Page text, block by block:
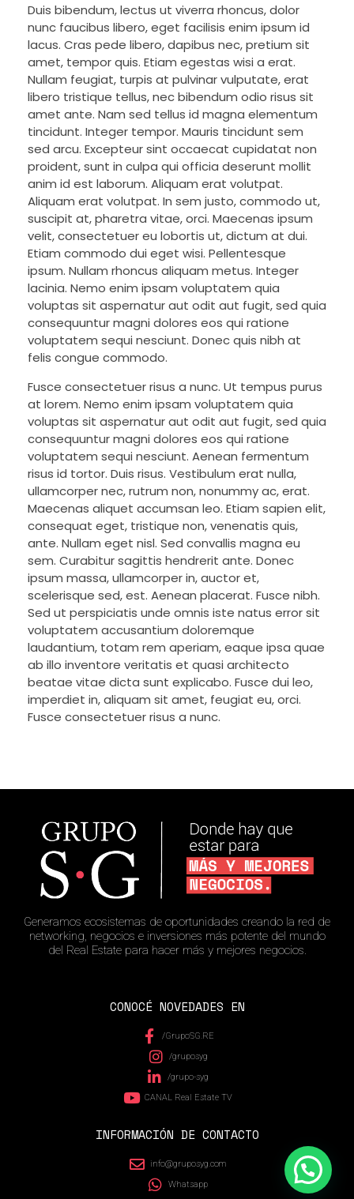
Duis bibendum, lectus ut viverra rhoncus, dolor
nunc faucibus libero, eget facilisis enim ipsum id
lacus. Cras pede libero, dapibus nec, pretium sit
amet, tempor quis. Etiam egestas wisi a erat.
Nullam feugiat, turpis at pulvinar vulputate, erat
libero tristique tellus, nec bibendum odio risus sit
amet ante. Nam sed tellus id magna elementum
tincidunt. Integer tempor. Mauris tincidunt sem
sed arcu. Excepteur sint occaecat cupidatat non
proident, sunt in culpa qui officia deserunt mollit
anim id est laborum. Aliquam erat volutpat.
Aliquam erat volutpat. In sem justo, commodo ut,
suscipit at, pharetra vitae, orci. Maecenas ipsum
velit, consectetuer eu lobortis ut, dictum at dui.
Etiam commodo dui eget wisi. Pellentesque
ipsum. Nullam rhoncus aliquam metus. Integer
lacinia. Nemo enim ipsam voluptatem quia
voluptas sit aspernatur aut odit aut fugit, sed quia
consequuntur magni dolores eos qui ratione
voluptatem sequi nesciunt. Donec quis nibh at
felis congue commodo.
Fusce consectetuer risus a nunc. Ut tempus purus
at lorem. Nemo enim ipsam voluptatem quia
voluptas sit aspernatur aut odit aut fugit, sed quia
consequuntur magni dolores eos qui ratione
voluptatem sequi nesciunt. Aenean fermentum
risus id tortor. Duis risus. Vestibulum erat nulla,
ullamcorper nec, rutrum non, nonummy ac, erat.
Maecenas aliquet accumsan leo. Etiam sapien elit,
consequat eget, tristique non, venenatis quis,
ante. Nullam eget nisl. Sed convallis magna eu
sem. Curabitur sagittis hendrerit ante. Donec
ipsum massa, ullamcorper in, auctor et,
scelerisque sed, est. Aenean placerat. Fusce nibh.
Sed ut perspiciatis unde omnis iste natus error sit
voluptatem accusantium doloremque
laudantium, totam rem aperiam, eaque ipsa quae
ab illo inventore veritatis et quasi architecto
beatae vitae dicta sunt explicabo. Fusce dui leo,
imperdiet in, aliquam sit amet, feugiat eu, orci.
Fusce consectetuer risus a nunc.
Generamos ecosistemas de oportunidades creando la red de
networking, negocios e inversiones más potente del mundo
del Real Estate para hacer más y mejores negocios.
CONOCÉ NOVEDADES EN
/GrupoSG.RE
/gruposyg
/grupo-syg
CANAL Real Estate TV
INFORMACIÓN DE CONTACTO
info@gruposyg.com
Whatsapp